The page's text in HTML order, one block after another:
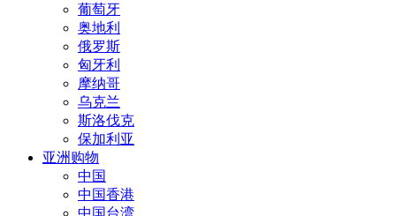
葡萄牙
奥地利
俄罗斯
匈牙利
摩纳哥
乌克兰
斯洛伐克
保加利亚
亚洲购物
中国
中国香港
中国台湾